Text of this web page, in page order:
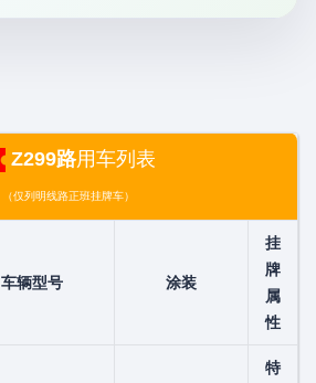
Z299路用车列表
（仅列明线路正班挂牌车）
车辆型号 涂装
挂
牌
属
性
特